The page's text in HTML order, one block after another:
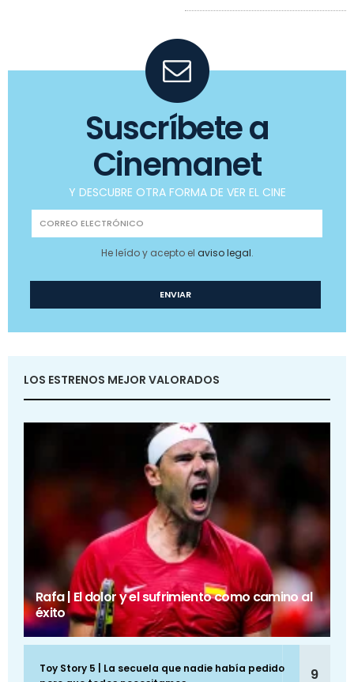
Suscríbete a
Cinemanet
Y DESCUBRE OTRA FORMA DE VER EL CINE
He leído y acepto el aviso legal.
LOS ESTRENOS MEJOR VALORADOS
Rafa | El dolor y el sufrimiento como camino al
éxito
Toy Story 5 | La secuela que nadie había pedido
9